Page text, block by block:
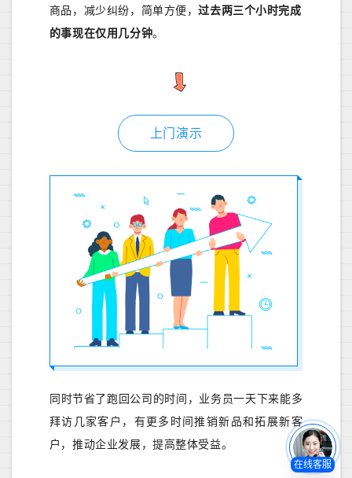
商品，减少纠纷，简单方便，过去两三个小时完成
的事现在仅用几分钟。
上门演示
同时节省了跑回公司的时间，业务员一天下来能多
拜访几家客户，有更多时间推销新品和拓展新客
户，推动企业发展，提高整体受益。
在线客服